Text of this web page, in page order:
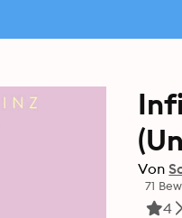
Von
71
4